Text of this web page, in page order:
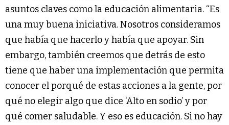
asuntos claves como la educación alimentaria. “Es
una muy buena iniciativa. Nosotros consideramos
que había que hacerlo y había que apoyar. Sin
embargo, también creemos que detrás de esto
tiene que haber una implementación que permita
conocer el porqué de estas acciones a la gente, por
qué no elegir algo que dice ‘Alto en sodio’ y por
qué comer saludable. Y eso es educación. Si no hay